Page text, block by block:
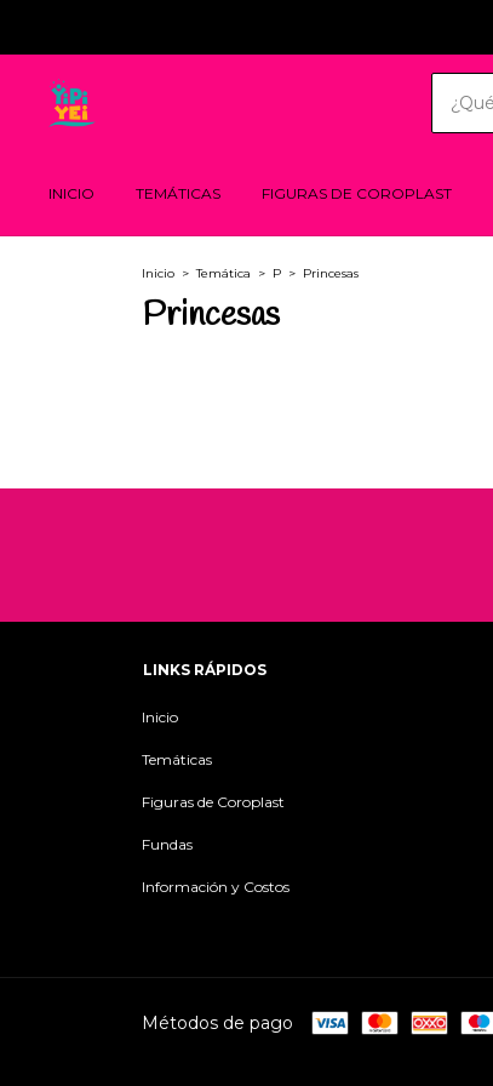
INICIO TEMÁTICAS FIGURAS DE COROPLAST
Inicio > Temática > P > Princesas
Princesas
LINKS RÁPIDOS
Inicio
Temáticas
Figuras de Coroplast
Fundas
Información y Costos
Métodos de pago